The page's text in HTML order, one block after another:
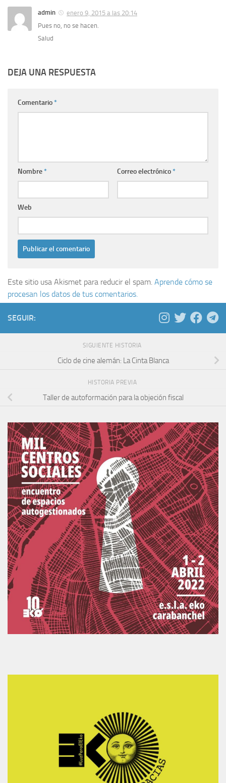
admin
enero 9, 2015 a las 20:14
Pues no, no se hacen.
Salud
DEJA UNA RESPUESTA
Comentario*
Nombre* Correo electrónico*
Web
Este sitio usa Akismet para reducir el spam. Aprende cómo se
procesan los datos de tus comentarios.
SEGUIR:
SIGUIENTE HISTORIA
Ciclo de cine alemán: La Cinta Blanca
HISTORIA PREVIA
Taller de autoformación para la objeción fiscal